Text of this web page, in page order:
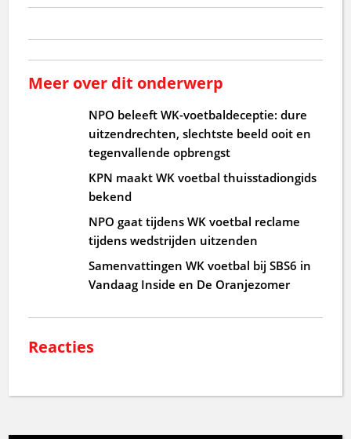
Meer over dit onderwerp
NPO beleeft WK-voetbaldeceptie: dure
uitzendrechten, slechtste beeld ooit en
tegenvallende opbrengst
KPN maakt WK voetbal thuisstadiongids
bekend
NPO gaat tijdens WK voetbal reclame
tijdens wedstrijden uitzenden
Samenvattingen WK voetbal bij SBS6 in
Vandaag Inside en De Oranjezomer
Reacties